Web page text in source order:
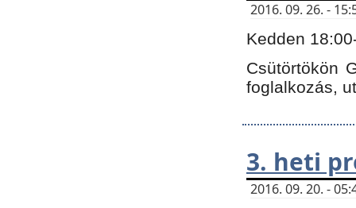
2016. 09. 26. -
Kedden
Csütörtökön
foglalkozás,
3. heti
2016. 09. 20. -